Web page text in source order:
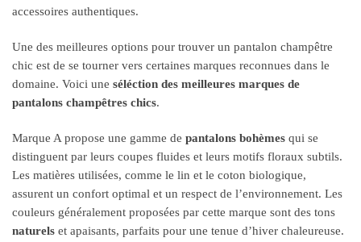
accessoires authentiques.
Une des meilleures options pour trouver un pantalon champêtre
chic est de se tourner vers certaines marques reconnues dans le
domaine. Voici une séléction des meilleures marques de
pantalons champêtres chics.
Marque A propose une gamme de pantalons bohèmes qui se
distinguent par leurs coupes fluides et leurs motifs floraux subtils.
Les matières utilisées, comme le lin et le coton biologique,
assurent un confort optimal et un respect de l’environnement. Les
couleurs généralement proposées par cette marque sont des tons
naturels et apaisants, parfaits pour une tenue d’hiver chaleureuse.